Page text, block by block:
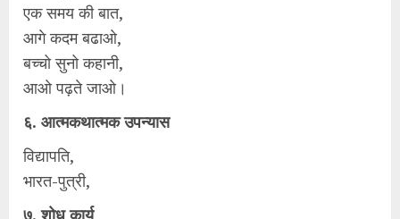
एक समय की बात,
आगे कदम बढाओ,
बच्चो सुनो कहानी,
आओ पढ़ते जाओ।
६. आत्मकथात्मक उपन्यास
विद्यापति,
भारत-पुत्री,
७. शोध कार्य